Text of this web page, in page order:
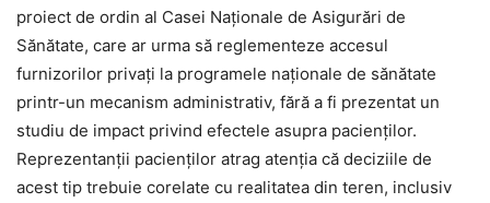
proiect de ordin al Casei Naționale de Asigurări de
Sănătate, care ar urma să reglementeze accesul
furnizorilor privați la programele naționale de sănătate
printr-un mecanism administrativ, fără a fi prezentat un
studiu de impact privind efectele asupra pacienților.
Reprezentanții pacienților atrag atenția că deciziile de
acest tip trebuie corelate cu realitatea din teren, inclusiv